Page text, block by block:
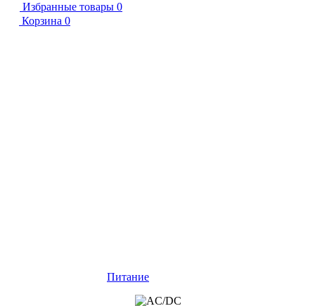
Избранные товары 0
Корзина 0
Питание